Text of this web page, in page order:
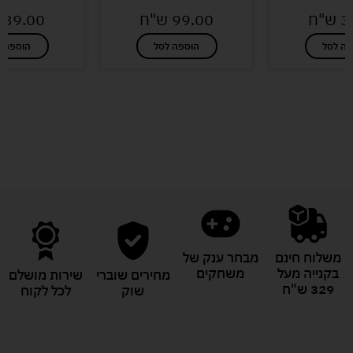
ש"ח
לסל
99.00 ש"ח
הוספה לסל
39.00
הוספה
משלוח חינם
בקנייה מעל
329 ש"ח
מבחר ענק של
משחקים
מחירים שוברי
שוק
שירות מושלם
לכל לקוח